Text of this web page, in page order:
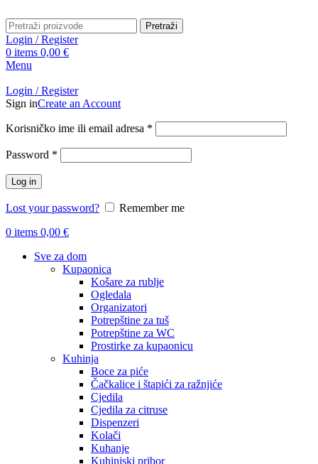
Pretraži
Login / Register
0 items 0,00 €
Menu
Login / Register
Sign inCreate an Account
Korisničko ime ili email adresa *
Password *
Log in
Lost your password?
Remember me
0 items 0,00 €
Sve za dom
Kupaonica
Košare za rublje
Ogledala
Organizatori
Potrepštine za tuš
Potrepštine za WC
Prostirke za kupaonicu
Kuhinja
Boce za piće
Čačkalice i štapići za ražnjiće
Cjedila
Cjedila za citruse
Dispenzeri
Kolači
Kuhanje
Kuhinjski pribor